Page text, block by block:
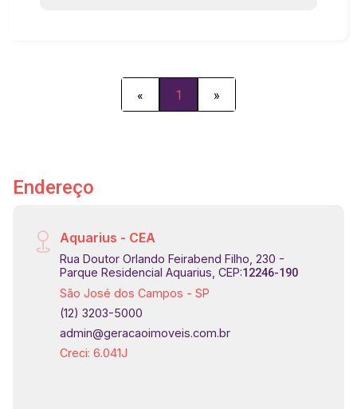
« 1 »
Endereço
Aquarius - CEA
Rua Doutor Orlando Feirabend Filho, 230 -
Parque Residencial Aquarius, CEP:12246-190
São José dos Campos - SP
(12) 3203-5000
admin@geracaoimoveis.com.br
Creci: 6.041J